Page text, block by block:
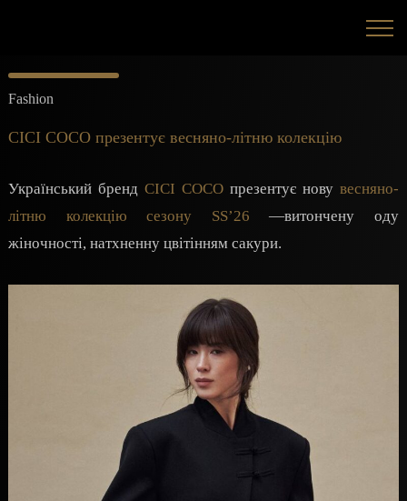
Fashion
CICI COCO презентує весняно-літню колекцію
Український бренд CICI COCO презентує нову весняно-
літню колекцію сезону SS’26 —витончену оду
жіночності, натхненну цвітінням сакури.